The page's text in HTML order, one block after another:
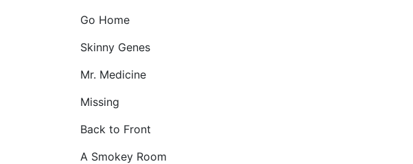
Go Home
Skinny Genes
Mr. Medicine
Missing
Back to Front
A Smokey Room